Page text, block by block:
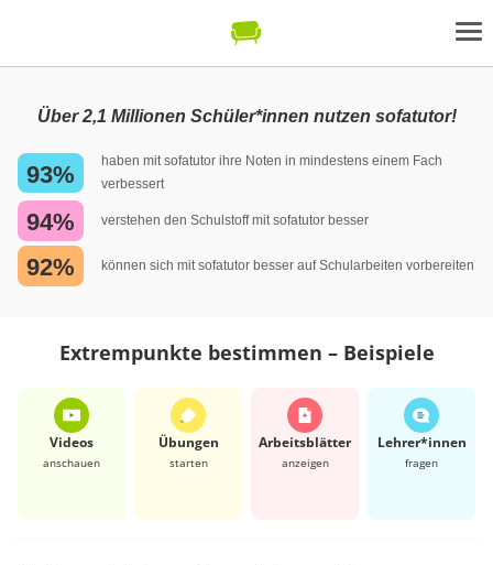
Über 2,1 Millionen Schüler*innen nutzen sofatutor!
93%
haben mit sofatutor ihre Noten in mindestens einem Fach
verbessert
94% verstehen den Schulstoff mit sofatutor besser
92% können sich mit sofatutor besser auf Schularbeiten vorbereiten
Extrempunkte bestimmen – Beispiele
Videos
anschauen
Übungen
starten
Arbeits­blätter
anzeigen
Lehrer*​innen
fragen